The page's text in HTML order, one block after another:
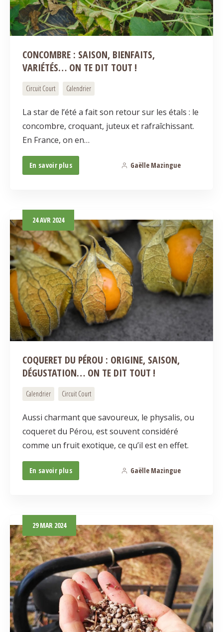
CONCOMBRE : SAISON, BIENFAITS,
VARIÉTÉS… ON TE DIT TOUT !
Circuit Court Calendrier
La star de l’été a fait son retour sur les étals : le
concombre, croquant, juteux et rafraîchissant.
En France, on en…
En savoir plus Gaëlle Mazingue
24AVR 2024
COQUERET DU PÉROU : ORIGINE, SAISON,
DÉGUSTATION… ON TE DIT TOUT !
Calendrier Circuit Court
Aussi charmant que savoureux, le physalis, ou
coqueret du Pérou, est souvent considéré
comme un fruit exotique, ce qu’il est en effet.
En savoir plus Gaëlle Mazingue
29MAR 2024